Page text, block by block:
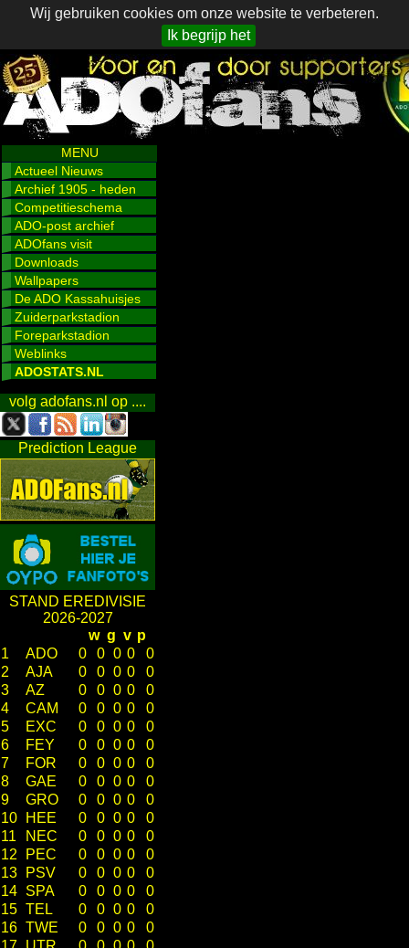
Wij gebruiken cookies om onze website te verbeteren.
Ik begrijp het
MENU
Actueel Nieuws
Archief 1905 - heden
Competitieschema
ADO-post archief
ADOfans visit
Downloads
Wallpapers
De ADO Kassahuisjes
Zuiderparkstadion
Foreparkstadion
Weblinks
ADOSTATS.NL
volg adofans.nl op ....
Prediction League
STAND EREDIVISIE
2026-2027
w g v p
1
ADO 0 0 0 0
0
2
AJA 0 0 0 0
0
3
AZ 0 0 0 0
0
4
CAM 0 0 0 0
0
5
EXC 0 0 0 0
0
6
FEY 0 0 0 0
0
7
FOR 0 0 0 0
0
8
GAE 0 0 0 0
0
9
GRO 0 0 0 0
0
10
HEE 0 0 0 0
0
11
NEC 0 0 0 0
0
12
PEC 0 0 0 0
0
13
PSV 0 0 0 0
0
14 SPA 0 0 0 0
0
15 TEL 0 0 0 0
0
16 TWE 0 0 0 0
0